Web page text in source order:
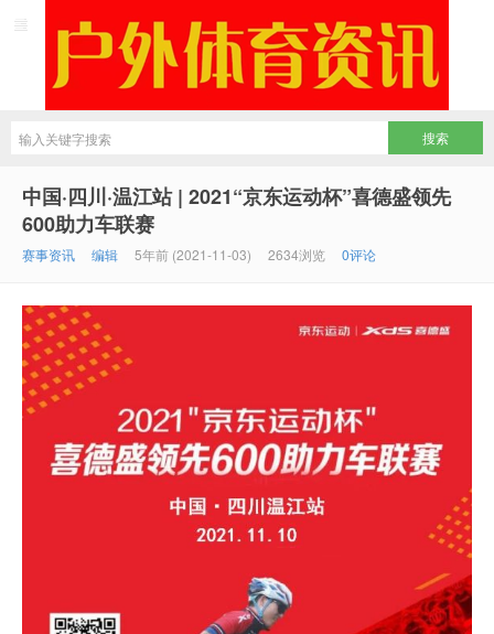
中国·四川·温江站 | 2021“京东运动杯”喜德盛领先
600助力车联赛
赛事资讯 编辑 5年前 (2021-11-03) 2634浏览 0评论